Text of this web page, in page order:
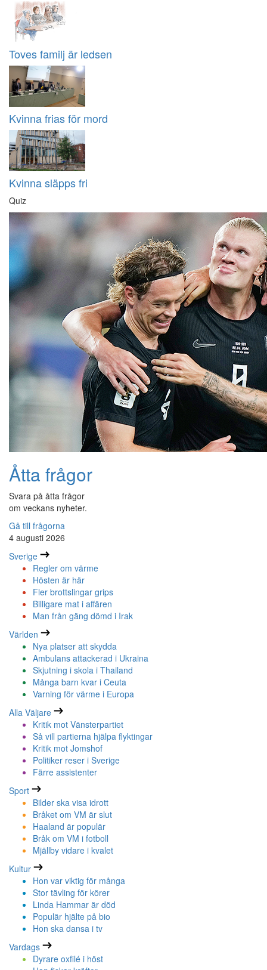
Toves familj är ledsen
Kvinna frias för mord
Kvinna släpps fri
Quiz
Åtta frågor
Svara på åtta frågor
om veckans nyheter.
Gå till frågorna
4 augusti 2026
Sverige
Regler om värme
Hösten är här
Fler brottslingar grips
Billigare mat i affären
Man från gäng dömd i Irak
Världen
Nya platser att skydda
Ambulans attackerad i Ukraina
Skjutning i skola i Thailand
Många barn kvar i Ceuta
Varning för värme i Europa
Alla Väljare
Kritik mot Vänsterpartiet
Så vill partierna hjälpa flyktingar
Kritik mot Jomshof
Politiker reser i Sverige
Färre assistenter
Sport
Bilder ska visa idrott
Bråket om VM är slut
Haaland är populär
Bråk om VM i fotboll
Mjällby vidare i kvalet
Kultur
Hon var viktig för många
Stor tävling för körer
Linda Hammar är död
Populär hjälte på bio
Hon ska dansa i tv
Vardags
Dyrare oxfilé i höst